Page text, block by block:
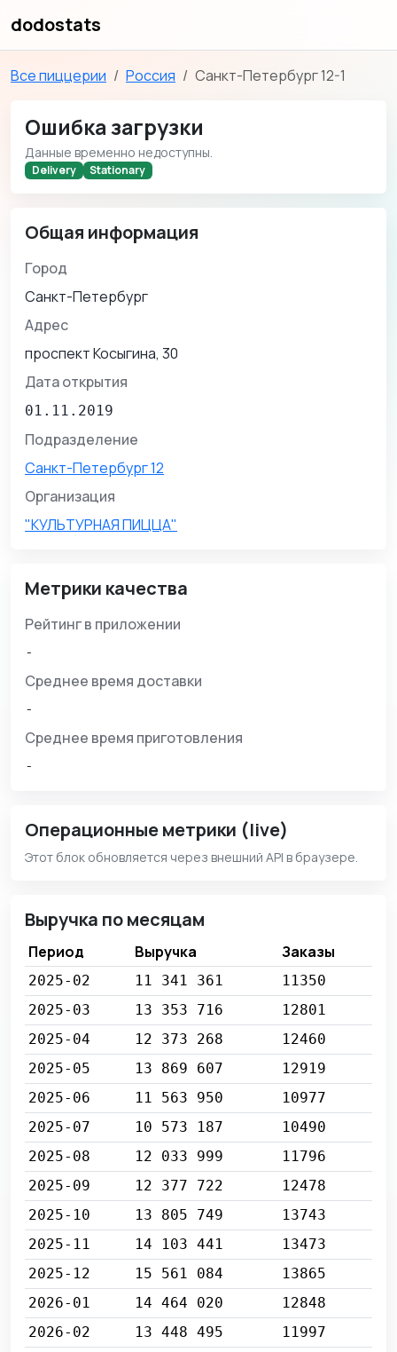
dodostats
Все пиццерии Россия Санкт-Петербург 12-1
Ошибка загрузки
Данные временно недоступны.
Delivery Stationary
Общая информация
Город
Санкт-Петербург
Адрес
проспект Косыгина, 30
Дата открытия
01.11.2019
Подразделение
Санкт-Петербург 12
Организация
"КУЛЬТУРНАЯ ПИЦЦА"
Метрики качества
Рейтинг в приложении
-
Среднее время доставки
-
Среднее время приготовления
-
Операционные метрики (live)
Этот блок обновляется через внешний API в браузере.
Выручка по месяцам
Период Выручка Заказы
2025-02 11 341 361
11350
2025-03
13 353 716
12801
2025-04
12 373 268
12460
2025-05
13 869 607
12919
2025-06
11 563 950
10977
2025-07
10 573 187
10490
2025-08
12 033 999
11796
2025-09
12 377 722
12478
2025-10
13 805 749
13743
2025-11
14 103 441
13473
2025-12
15 561 084
13865
2026-01
14 464 020
12848
2026-02
13 448 495
11997